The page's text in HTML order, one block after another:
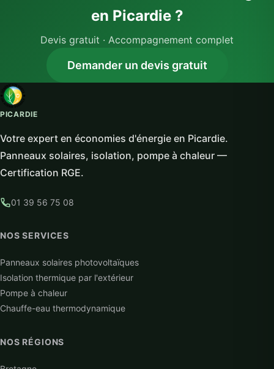
en Picardie ?
Devis gratuit · Accompagnement complet
Demander un devis gratuit
PICARDIE
Votre expert en économies d'énergie en Picardie.
Panneaux solaires, isolation, pompe à chaleur —
Certification RGE.
01 39 56 75 08
NOS SERVICES
Panneaux solaires photovoltaïques
Isolation thermique par l'extérieur
Pompe à chaleur
Chauffe-eau thermodynamique
NOS RÉGIONS